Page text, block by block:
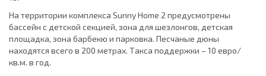
На территории комплекса Sunny Home 2 предусмотрены
бассейн с детской секцией, зона для шезлонгов, детская
площадка, зона барбекю и парковка. Песчаные дюны
находятся всего в 200 метрах. Такса поддержки – 10 евро/
кв.м. в год.